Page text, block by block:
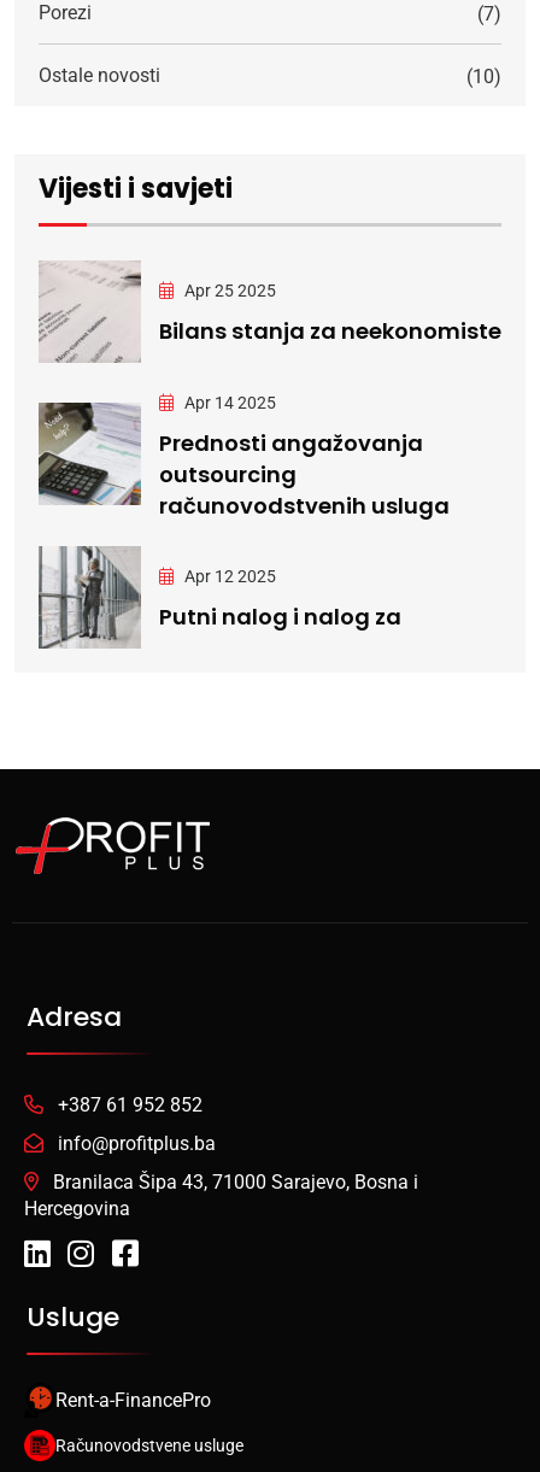
Porezi (7)
Ostale novosti (10)
Vijesti i savjeti
Apr 25 2025
Bilans stanja za neekonomiste
Apr 14 2025
Prednosti angažovanja
outsourcing
računovodstvenih usluga
Apr 12 2025
Putni nalog i nalog za
Adresa
+387 61 952 852
info@profitplus.ba
Branilaca Šipa 43, 71000 Sarajevo, Bosna i
Hercegovina
Usluge
Rent-a-FinancePro
Računovodstvene usluge